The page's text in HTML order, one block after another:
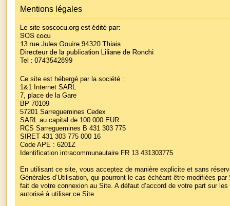
Mentions légales
Ce site est hébergé par la société :
1&1 Internet SARL
7, place de la Gare
BP 70109
57201 Sarreguemines Cedex
SARL au capital de 100 000 EUR
RCS Sarreguemines B 431 303 775
SIRET 431 303 775 000 16
Code APE : 6201Z
Identification intracommunautaire FR 13 431303775
En utilisant ce site, vous acceptez de manière explicite et sans
Générales d’Utilisation, qui pourront le cas échéant être modifiées
fait de votre connexion au Site. A défaut d’accord de votre part sur
autorisé à utiliser ce Site.